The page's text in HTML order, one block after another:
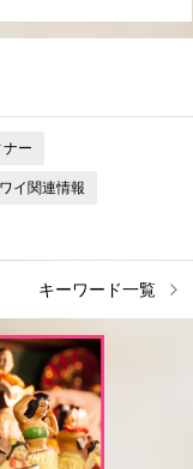
ナー
イ関連情報
キーワード一覧